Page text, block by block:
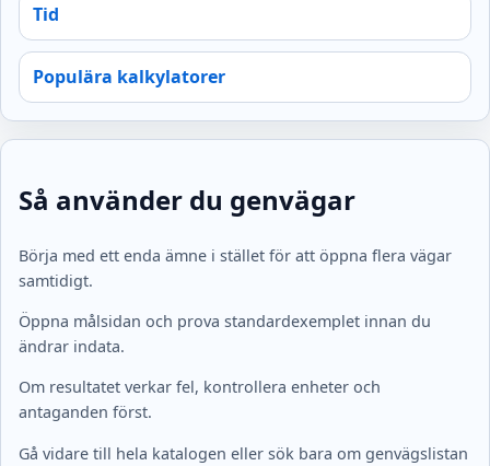
Tid
Populära kalkylatorer
Så använder du genvägar
Börja med ett enda ämne i stället för att öppna flera vägar
samtidigt.
Öppna målsidan och prova standardexemplet innan du
ändrar indata.
Om resultatet verkar fel, kontrollera enheter och
antaganden först.
Gå vidare till hela katalogen eller sök bara om genvägslistan